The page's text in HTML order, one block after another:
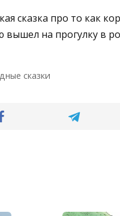
сказка про то как
на прогулку в
сказки